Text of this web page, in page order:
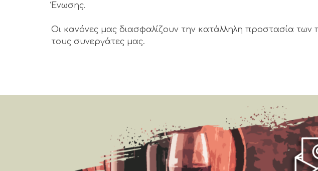
Ένωσης.
Οι κανόνες μας διασφαλίζουν την κατάλληλη προστασία
τους συνεργάτες μας.